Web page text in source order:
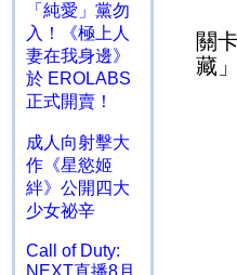
「純愛」黨勿
入！《極上人
妻在我身邊》
於 EROLABS
正式開賣！
成人向射擊大
作《星慾姬
絆》公開四大
少女祕辛
Call of Duty:
NEXT直播8月
此
關
藏